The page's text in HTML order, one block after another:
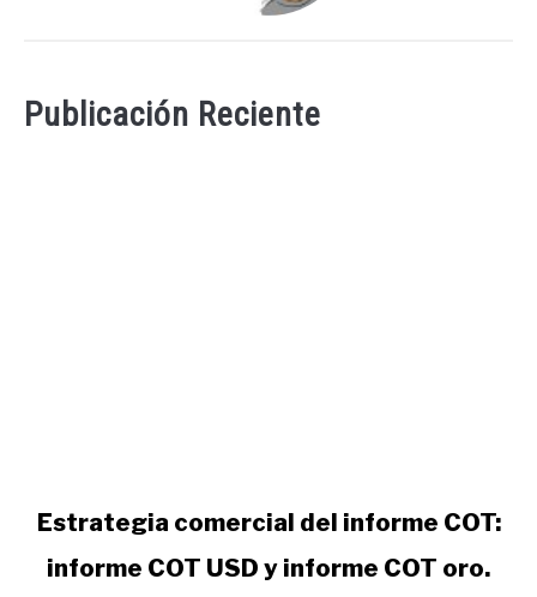
Publicación Reciente
link
Estrategia
Estrategia comercial del informe COT:
informe COT USD y informe COT oro.